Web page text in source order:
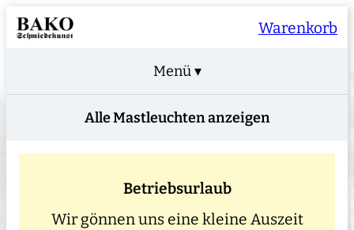
Warenkorb
Menü ▾
Alle Mastleuchten anzeigen
Betriebsurlaub
Wir gönnen uns eine kleine Auszeit